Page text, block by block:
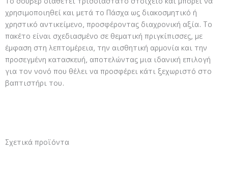
χρησιμοποιηθεί και μετά το Πάσχα ως διακοσμητικό ή
χρηστικό αντικείμενο, προσφέροντας διαχρονική αξία. Το
πακέτο είναι σχεδιασμένο σε θεματική πριγκίπισσες, με
έμφαση στη λεπτομέρεια, την αισθητική αρμονία και την
προσεγμένη κατασκευή, αποτελώντας μια ιδανική επιλογή
για τον νονό που θέλει να προσφέρει κάτι ξεχωριστό στο
βαπτιστήρι του.
Σχετικά προϊόντα